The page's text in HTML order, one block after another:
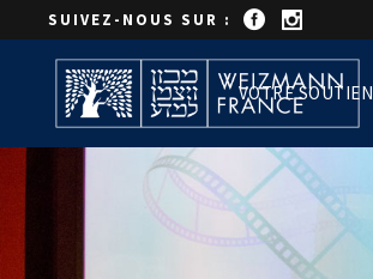
SUIVEZ-NOUS SUR :
VOTRE SOUTIEN